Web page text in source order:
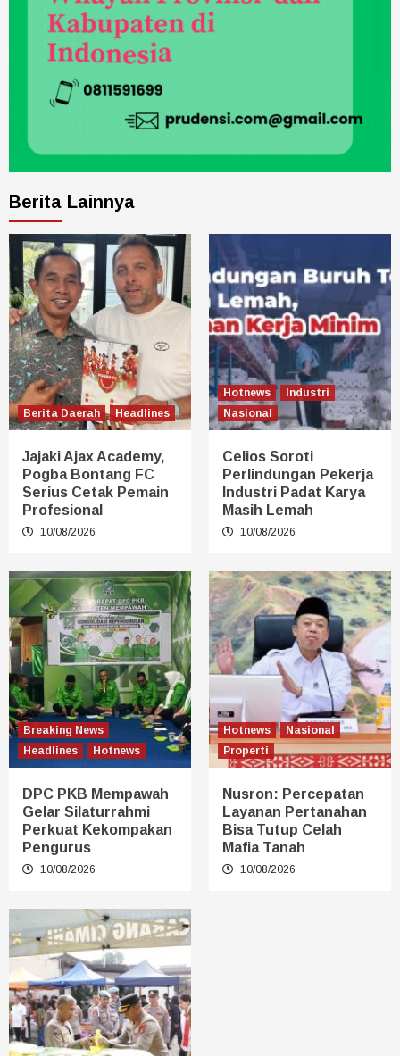
Berita Lainnya
Berita Daerah Headlines
Jajaki Ajax Academy,
Pogba Bontang FC
Serius Cetak Pemain
Profesional
10/08/2026
Hotnews
Industri
Nasional
Celios Soroti
Perlindungan Pekerja
Industri Padat Karya
Masih Lemah
10/08/2026
Breaking News
Headlines
Hotnews
DPC PKB Mempawah
Gelar Silaturrahmi
Perkuat Kekompakan
Pengurus
10/08/2026
Hotnews
Nasional
Properti
Nusron: Percepatan
Layanan Pertanahan
Bisa Tutup Celah
Mafia Tanah
10/08/2026